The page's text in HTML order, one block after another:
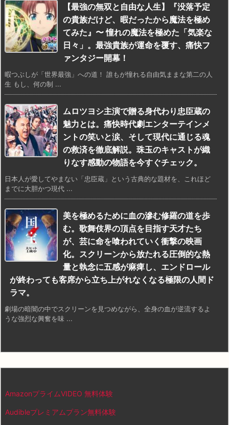
【最強の無双と自由な人生】『没落予定
の貴族だけど、暇だったから魔法を極め
てみた』〜 憧れの魔法を極めた「気楽な
日々」。最強貴族が運命を覆す、痛快フ
ァンタジー開幕！
暇つぶしが「世界最強」への道！ 誰もが憧れる自由気ままな第二の人
生 もし、何の制 ...
ムロツヨシ主演で贈る身代わり忠臣蔵の
魅力とは。痛快時代劇エンターテインメ
ントの笑いと涙、そして現代に通じる魂
の救済を徹底解説。珠玉のキャストが織
りなす感動の物語を今すぐチェック。
日本人が愛してやまない「忠臣蔵」という古典的な題材を、これほど
までに大胆かつ現代 ...
美を極めるために血の滲む修羅の道を歩
む。歌舞伎界の頂点を目指す天才たち
が、芸に命を喰われていく衝撃の映画
化。スクリーンから放たれる圧倒的な熱
量と執念に五感が麻痺し、エンドロール
が終わっても客席から立ち上がれなくなる極限の人間ド
ラマ。
劇場の暗闇の中でスクリーンを見つめながら、全身の血が逆流するよ
うな強烈な興奮を味 ...
AmazonプライムVIDEO 無料体験
Audibleプレミアムプラン無料体験